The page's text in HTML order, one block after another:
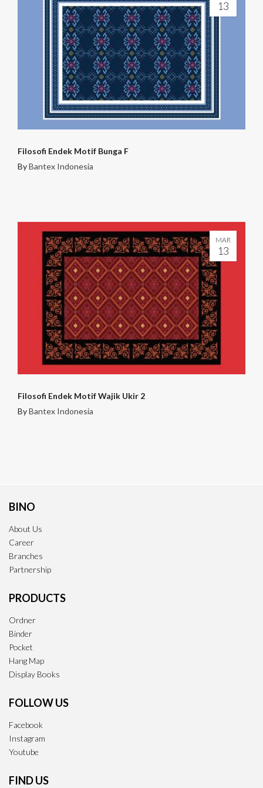
13
Filosofi Endek Motif Bunga F
ByBantex Indonesia
MAR
13
Filosofi Endek Motif Wajik Ukir 2
ByBantex Indonesia
BINO
About Us
Career
Branches
Partnership
PRODUCTS
Ordner
Binder
Pocket
Hang Map
Display Books
FOLLOW US
Facebook
Instagram
Youtube
FIND US